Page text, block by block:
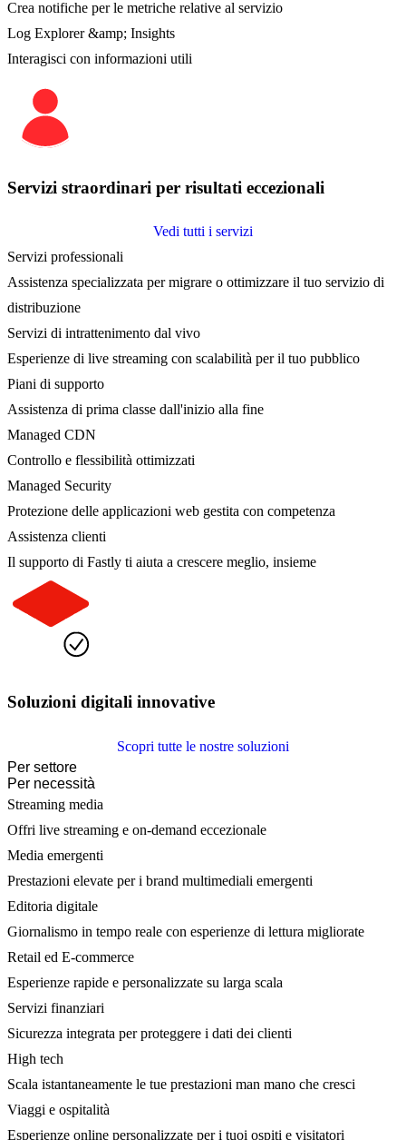
Crea notifiche per le metriche relative al servizio
Log Explorer &amp; Insights
Interagisci con informazioni utili
Servizi straordinari per risultati eccezionali
Vedi tutti i servizi
Servizi professionali
Assistenza specializzata per migrare o ottimizzare il tuo servizio di
distribuzione
Servizi di intrattenimento dal vivo
Esperienze di live streaming con scalabilità per il tuo pubblico
Piani di supporto
Assistenza di prima classe dall'inizio alla fine
Managed CDN
Controllo e flessibilità ottimizzati
Managed Security
Protezione delle applicazioni web gestita con competenza
Assistenza clienti
Il supporto di Fastly ti aiuta a crescere meglio, insieme
Soluzioni digitali innovative
Scopri tutte le nostre soluzioni
Per settore
Per necessità
Streaming media
Offri live streaming e on-demand eccezionale
Media emergenti
Prestazioni elevate per i brand multimediali emergenti
Editoria digitale
Giornalismo in tempo reale con esperienze di lettura migliorate
Retail ed E-commerce
Esperienze rapide e personalizzate su larga scala
Servizi finanziari
Sicurezza integrata per proteggere i dati dei clienti
High tech
Scala istantaneamente le tue prestazioni man mano che cresci
Viaggi e ospitalità
Esperienze online personalizzate per i tuoi ospiti e visitatori